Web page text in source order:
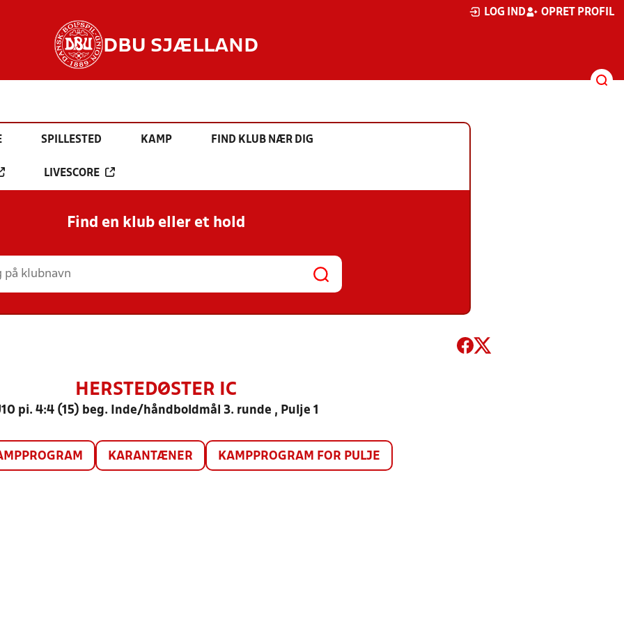
LOG IND OPRET PROFIL
DBU SJÆLLAND
SPILLESTED KAMP FIND KLUB NÆR DIG
LIVESCORE
Find en klub eller et hold
HERSTEDØSTER IC
pi. 4:4 (15) beg. Inde/håndboldmål 3. runde , Pulje 1
KARANTÆNER KAMPPROGRAM FOR PULJE